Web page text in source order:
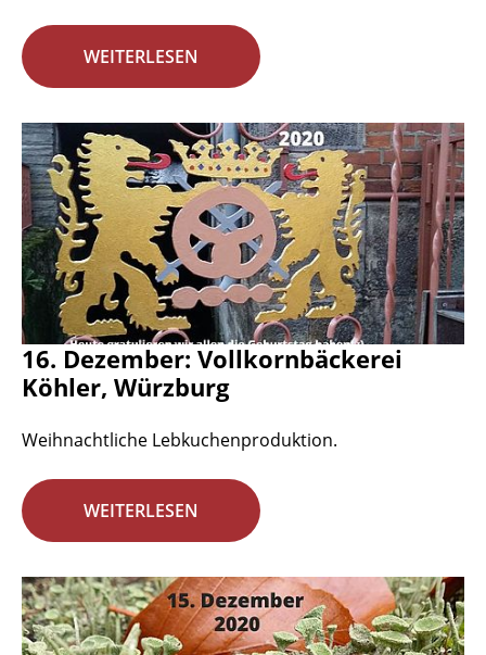
WEITERLESEN
16. Dezember: Vollkornbäckerei
Köhler, Würzburg
Weihnachtliche Lebkuchenproduktion.
WEITERLESEN